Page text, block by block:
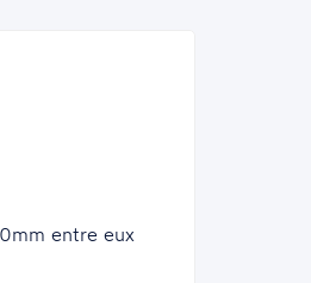
entre eux